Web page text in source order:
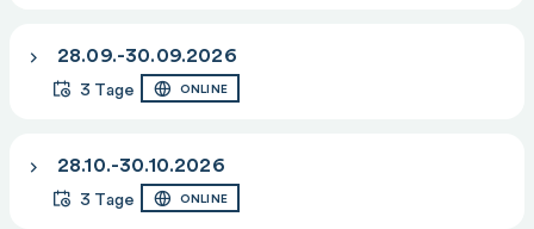
Bemaßungsgrundlagen
Winkelmaße
Bemaßungsstile
28.09.-30.09.2026
3 Tage ONLINE
28.10.-30.10.2026
3 Tage ONLINE